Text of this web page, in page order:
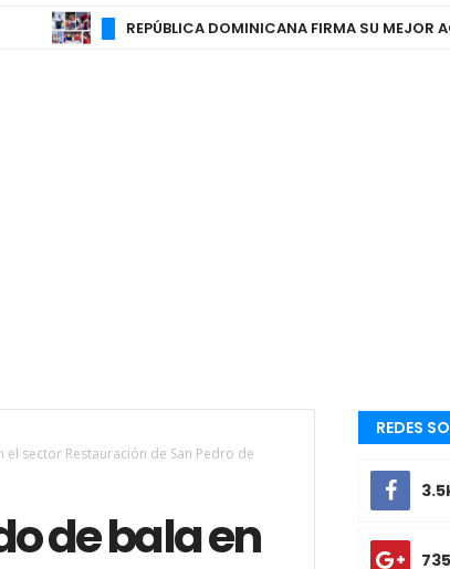
REPÚBLICA DOMINICANA FIRMA SU MEJOR
sector Restauración de San Pedro de
de bala en
REDES
735